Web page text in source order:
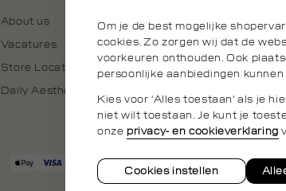
About us
Vacatures
Store Locator
Daily Aesthetikz België
Om je de best mogelijke
cookies. Zo zorgen wij dat de
voorkeuren onthouden. Ook
persoonlijke aanbiedingen
Kies voor 'Alles toestaan' als je
niet wilt toestaan. Je kunt je
onze privacy- en cookieverklaring
Cookies instellen